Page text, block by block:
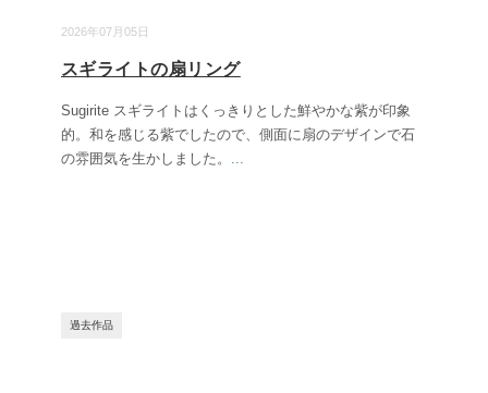
2026年07月05日
スギライトの扇リング
Sugirite スギライトはくっきりとした鮮やかな紫が印象
的。和を感じる紫でしたので、側面に扇のデザインで石
の雰囲気を生かしました。 ...
過去作品